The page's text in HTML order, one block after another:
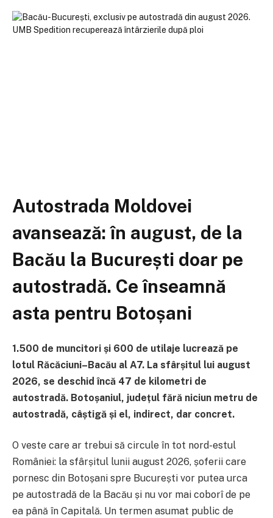
Autostrada Moldovei
avansează: în august, de la
Bacău la București doar pe
autostradă. Ce înseamnă
asta pentru Botoșani
1.500 de muncitori și 600 de utilaje lucrează pe
lotul Răcăciuni–Bacău al A7. La sfârșitul lui august
2026, se deschid încă 47 de kilometri de
autostradă. Botoșaniul, județul fără niciun metru de
autostradă, câștigă și el, indirect, dar concret.
O veste care ar trebui să circule în tot nord-estul
României: la sfârșitul lunii august 2026, șoferii care
pornesc din Botoșani spre București vor putea urca
pe autostradă de la Bacău și nu vor mai coborî de pe
ea până în Capitală. Un termen asumat public de